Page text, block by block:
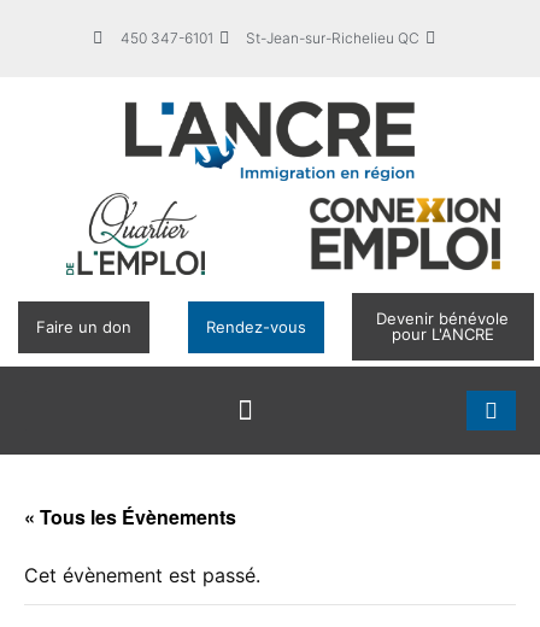
450 347-6101 St-Jean-sur-Richelieu QC
Faire un don Rendez-vous
Devenir bénévole
pour L'ANCRE
« Tous les Évènements
Cet évènement est passé.